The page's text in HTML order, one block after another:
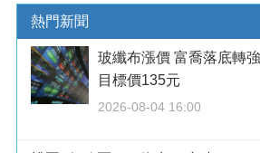
熱門新聞
玻纖布漲價 富喬落底轉強
目標價135元
2026-08-04 16:00